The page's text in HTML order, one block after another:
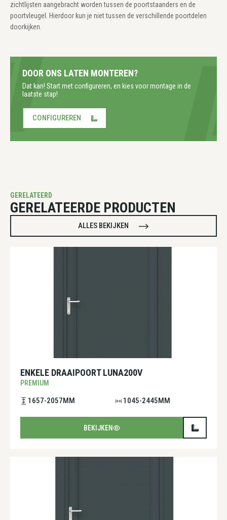
zichtlijsten aangebracht worden tussen de poortstaanders en de
poortvleugel. Hierdoor kun je niet tussen de verschillende poortdelen
doorkijken.
DOOR ONS LATEN MONTEREN?
Dat kan! Start met configureren, en kies voor montage in de
laatste stap!
CONFIGUREREN
GERELATEERD
GERELATEERDE PRODUCTEN
ALLES BEKIJKEN
ENKELE DRAAIPOORT LUNA200V
PREMIUM
1657-2057MM 1045-2445MM
BEKIJKEN